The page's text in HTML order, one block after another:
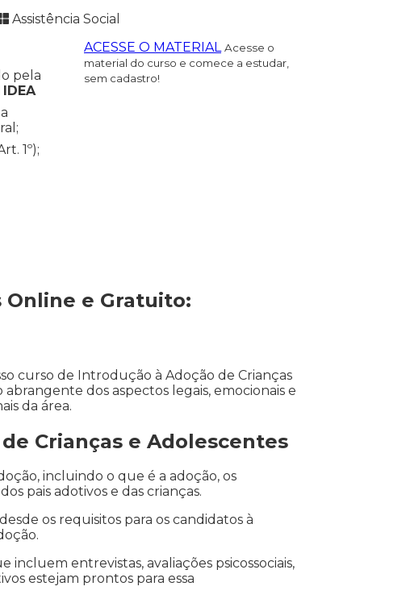
Assistência Social
pela
1º);
ACESSE O MATERIAL Acesse o
material do curso e comece a estudar,
sem cadastro!
Online e Gratuito:
curso de Introdução à Adoção de Crianças
dos aspectos legais, emocionais e
da área.
Crianças e Adolescentes
incluindo o que é a adoção, os
pais adotivos e das crianças.
os requisitos para os candidatos à
incluem entrevistas, avaliações psicossociais,
estejam prontos para essa